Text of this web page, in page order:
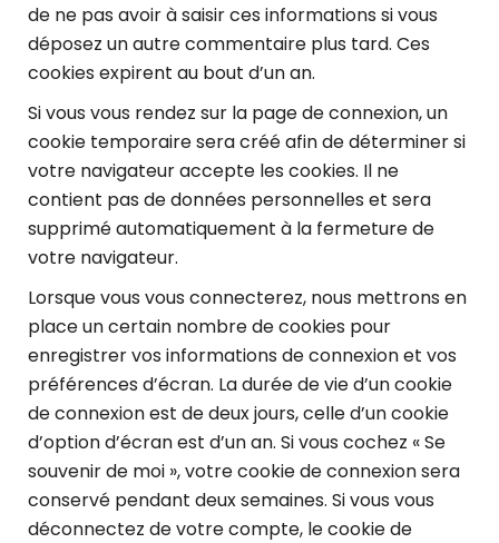
de ne pas avoir à saisir ces informations si vous
déposez un autre commentaire plus tard. Ces
cookies expirent au bout d’un an.
Si vous vous rendez sur la page de connexion, un
cookie temporaire sera créé afin de déterminer si
votre navigateur accepte les cookies. Il ne
contient pas de données personnelles et sera
supprimé automatiquement à la fermeture de
votre navigateur.
Lorsque vous vous connecterez, nous mettrons en
place un certain nombre de cookies pour
enregistrer vos informations de connexion et vos
préférences d’écran. La durée de vie d’un cookie
de connexion est de deux jours, celle d’un cookie
d’option d’écran est d’un an. Si vous cochez « Se
souvenir de moi », votre cookie de connexion sera
conservé pendant deux semaines. Si vous vous
déconnectez de votre compte, le cookie de